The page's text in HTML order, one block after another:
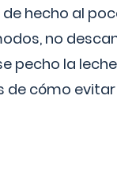
hecho al
no
pecho la
cómo